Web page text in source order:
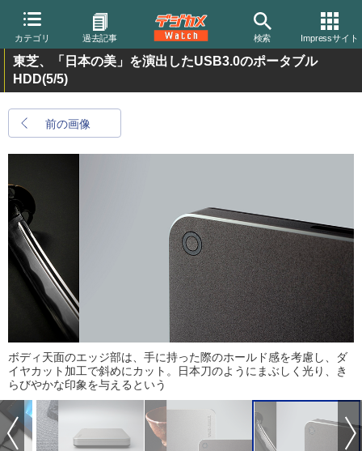
カテゴリ 過去記事 検索 Impressサイト
東芝、「日本の美」を演出したUSB3.0のポータブル
HDD(5/5)
前の画像
ボディ天面のエッジ部は、手に持った際のホールド感を考慮し、ダ
イヤカット加工で斜めにカット。日本刀のようにまぶしく光り、き
らびやかな印象を与えるという